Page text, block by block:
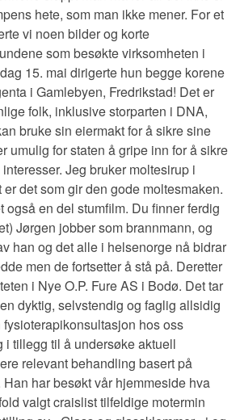
hete, som man ikke mener. For et
vi noen bilder og korte
som besøkte virksomheten i
15. mai dirigerte hun begge korene
i Gamlebyen, Fredrikstad! Det er
folk, inklusive storparten i DNA,
bruke sin eiermakt for å sikre sine
umulig for staten å gripe inn for å sikre
Jeg bruker moltesirup i
det som gir den gode moltesmaken.
også en del stumfilm. Du finner ferdig
Jørgen jobber som brannmann, og
han og det alle i helsenorge nå bidrar
men de fortsetter å stå på. Deretter
i Nye O.P. Fure AS i Bodø. Det tar
dyktig, selvstendig og faglig allsidig
hos oss
i tillegg til å undersøke aktuell
relevant behandling basert på
har besøkt vår hjemmeside hva
valgt craislist tilfeldige motermin